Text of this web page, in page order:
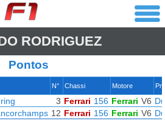
RODRIGUEZ
Pontos
N° Chassi Motore
3 Ferrari 156 Ferrari V6
12 Ferrari 156 Ferrari V6